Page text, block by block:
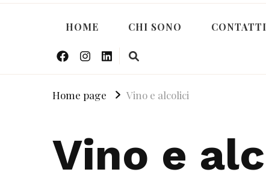
HOME CHI SONO CONTATTI
Home page Vino e alcolici
Vino e